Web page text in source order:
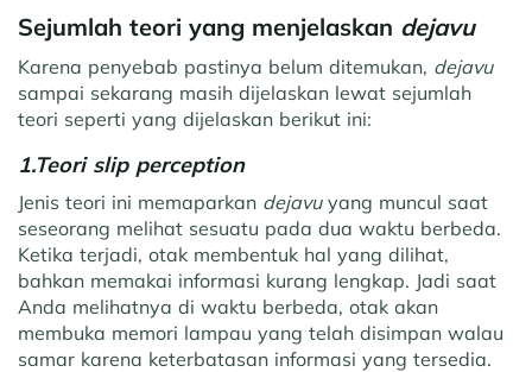
Sejumlah teori yang menjelaskan dejavu
Karena penyebab pastinya belum ditemukan, dejavu
sampai sekarang masih dijelaskan lewat sejumlah
teori seperti yang dijelaskan berikut ini:
1.Teori slip perception
Jenis teori ini memaparkan dejavu yang muncul saat
seseorang melihat sesuatu pada dua waktu berbeda.
Ketika terjadi, otak membentuk hal yang dilihat,
bahkan memakai informasi kurang lengkap. Jadi saat
Anda melihatnya di waktu berbeda, otak akan
membuka memori lampau yang telah disimpan walau
samar karena keterbatasan informasi yang tersedia.